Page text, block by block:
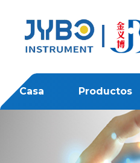
Casa Productos